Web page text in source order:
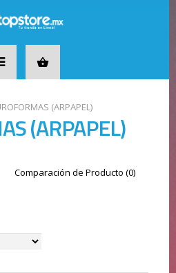
(ARPAPEL)
(ARPAPEL)
Comparación de Producto (0)